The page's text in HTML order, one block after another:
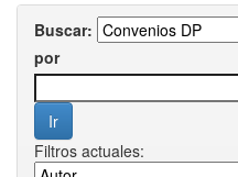
Buscar:
por
Filtros actuales: